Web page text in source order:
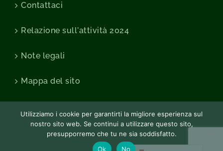
Contattaci
Relazione sull'attività 2024
Note legali
Mappa del sito
Utilizziamo i cookie per garantirti la migliore esperienza sul
nostro sito web. Se continui a utilizzare questo sito,
presupporremo che tu ne sia soddisfatto.
Ok
No